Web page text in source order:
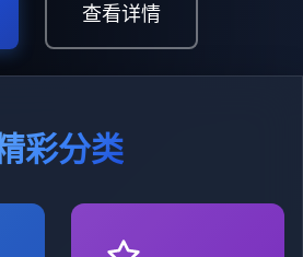
查看详情
彩分类